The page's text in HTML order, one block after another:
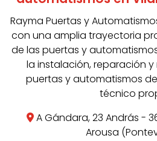
Rayma Puertas y
con una amplia trayectoria
de las puertas y
la instalación, reparación
puertas y automatismos
técnico
A Gándara, 23 András -
Arousa